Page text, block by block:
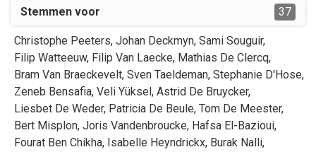
Stemmen voor 37
Christophe Peeters, Johan Deckmyn, Sami Souguir,
Filip Watteeuw, Filip Van Laecke, Mathias De Clercq,
Bram Van Braeckevelt, Sven Taeldeman, Stephanie D'Hose,
Zeneb Bensafia, Veli Yüksel, Astrid De Bruycker,
Liesbet De Weder, Patricia De Beule, Tom De Meester,
Bert Misplon, Joris Vandenbroucke, Hafsa El-Bazioui,
Fourat Ben Chikha, Isabelle Heyndrickx, Burak Nalli,